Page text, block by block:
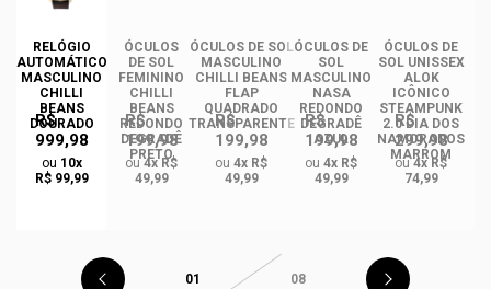
RELÓGIO
AUTOMÁTICO
MASCULINO
CHILLI
BEANS
DOURADO
R$
999,98
ou 10x
R$ 99,99
ÓCULOS
DE SOL
FEMININO
CHILLI
BEANS
REDONDO
DEGRADÊ
PRETO
R$
199,98
ou4x R$
49,99
ÓCULOS DE SOL
MASCULINO
CHILLI BEANS
FLAP
QUADRADO
TRANSPARENTE
R$
199,98
ou 4x R$
49,99
ÓCULOS DE
SOL
MASCULINO
NASA
REDONDO
DEGRADÊ
AZUL
R$
199,98
ou 4x R$
49,99
ÓCULOS DE
SOL UNISSEX
ALOK
ICÔNICO
STEAMPUNK
2.0 DIA DOS
NAMORADOS
MARROM
R$
299,98
ou4x R$
74,99
01 08